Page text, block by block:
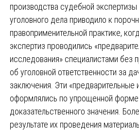
производства судебной
уголовного дела приводило к
правоприменительной практике,
экспертиз проводились
исследования» специалистами без
об уголовной ответственности за
заключения. Эти «предварительные
оформлялись по упрощенной
доказательственного значения.
результате их проведения